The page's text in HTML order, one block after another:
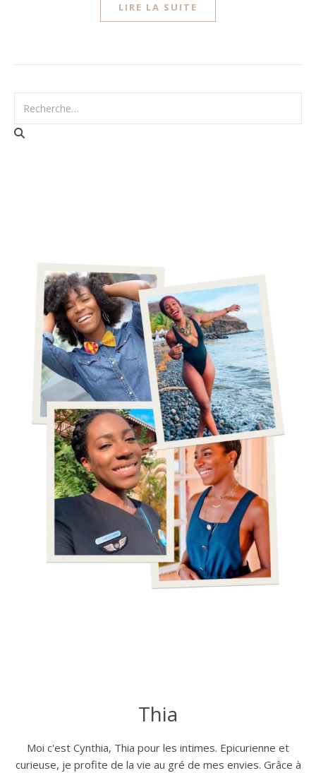
LIRE LA SUITE
Thia
Moi c'est Cynthia, Thia pour les intimes. Epicurienne et
curieuse, je profite de la vie au gré de mes envies. Grâce à